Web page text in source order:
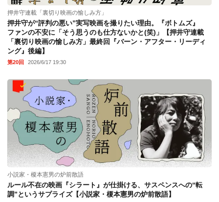
押井守連載「裏切り映画の愉しみ方」
押井守が“評判の悪い”実写映画を撮りたい理由。『ボトムズ』
ファンの不安に「そう思うのも仕方ないかと(笑)」【押井守連載
「裏切り映画の愉しみ方」最終回『バーン・アフター・リーディ
ング』後編】
第20回 2026/6/17 19:30
小説家・榎本憲男の炉前散語
ルール不在の映画『シラート』が仕掛ける、サスペンスへの“転
調”というサプライズ【小説家・榎本憲男の炉前散語】